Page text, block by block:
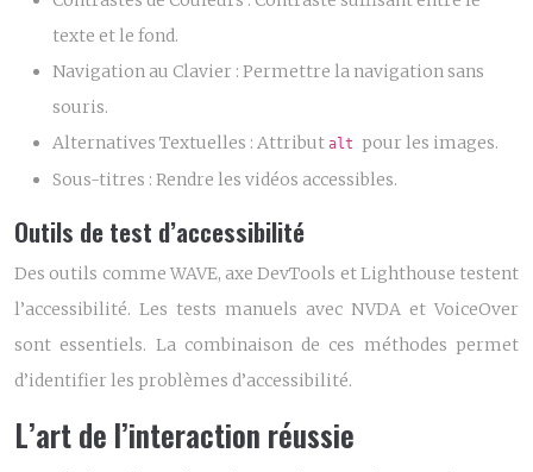
texte et le fond.
Navigation au Clavier : Permettre la navigation sans
souris.
Alternatives Textuelles : Attribut alt pour les images.
Sous-titres : Rendre les vidéos accessibles.
Outils de test d’accessibilité
Des outils comme WAVE, axe DevTools et Lighthouse testent
l’accessibilité. Les tests manuels avec NVDA et VoiceOver
sont essentiels. La combinaison de ces méthodes permet
d’identifier les problèmes d’accessibilité.
L’art de l’interaction réussie